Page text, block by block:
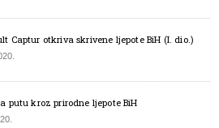
Captur otkriva skrivene ljepote BiH (I. dio.)
putu kroz prirodne ljepote BiH